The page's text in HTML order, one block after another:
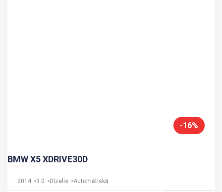
-16%
BMW X5 XDRIVE30D
2014 3.0 Dīzelis Automātiskā